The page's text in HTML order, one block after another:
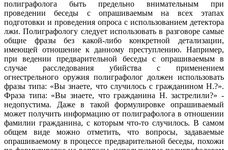
полиграфолога быть предельно внимательным при
проведении беседы с опрашиваемым на всех этапах
подготовки и проведения опроса с использованием детектора
лжи. Полиграфологу следует использовать в разговоре самые
общие фразы без какой-либо конкретной детализации,
имеющей отношение к данному преступлению. Например,
при ведении предварительной беседы с опрашиваемым в
случае расследования убийства с применением
огнестрельного оружия полиграфолог должен использовать
фразы типа: «Вы знаете, что случилось с гражданином Н.?».
Фраза типа: «Вы знаете, что гражданина Н. застрелили?» -
недопустима. Даже в такой формулировке опрашиваемый
может получить информацию от полиграфолога в отношении
фамилии гражданина, с которым что-то случилось. В самом
общем виде можно отметить, что вопросы, задаваемые
опрашиваемому в процессе предварительной беседы, похожи